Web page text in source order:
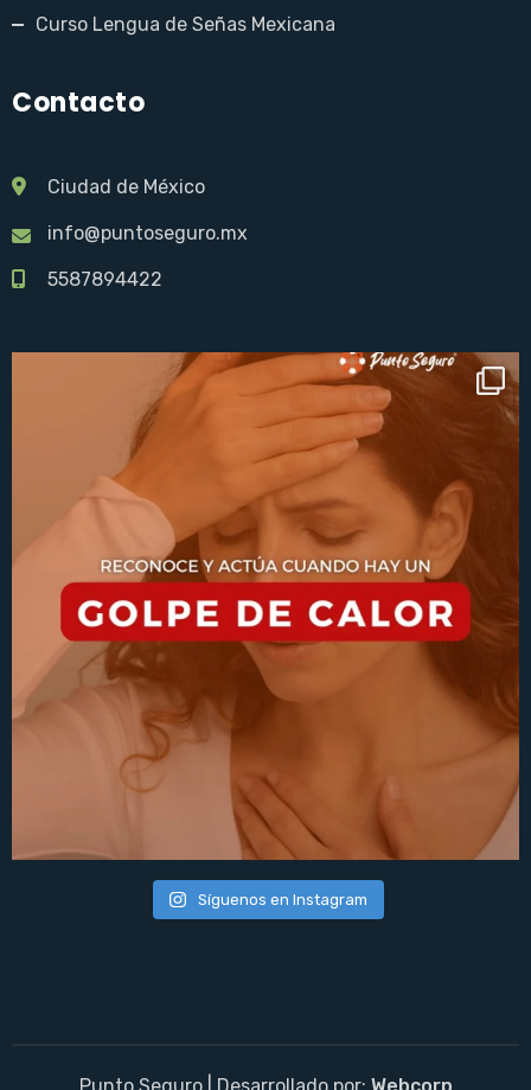
Curso Lengua de Señas Mexicana
Contacto
Ciudad de México
info@puntoseguro.mx
5587894422
Síguenos en Instagram